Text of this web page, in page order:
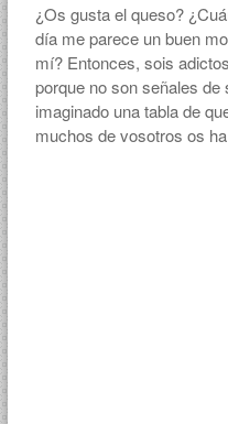
¿Os gusta el queso?
día me parece un buen
mí? Entonces, sois
porque no son señales
imaginado una tabla de
muchos de vosotros os